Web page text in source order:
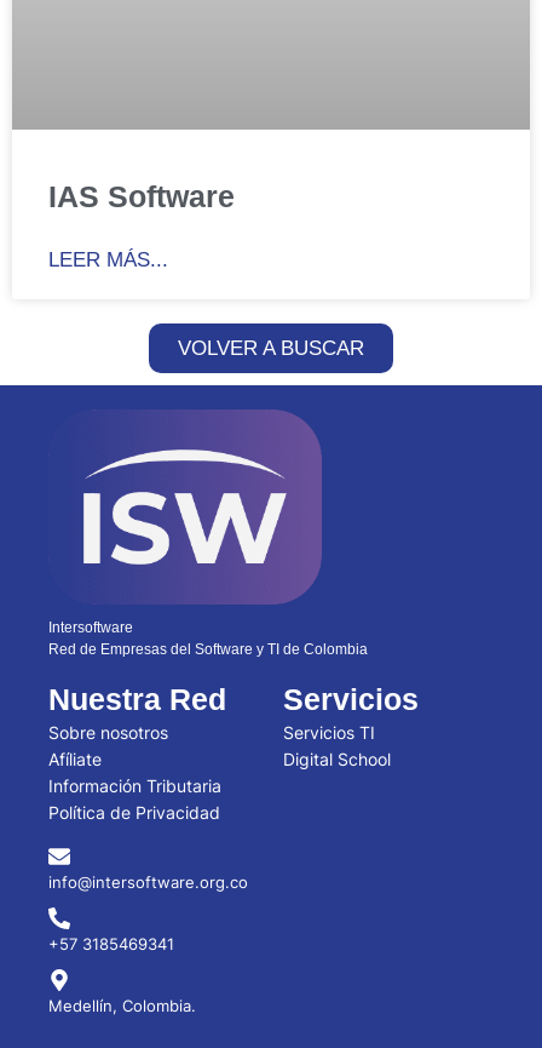
IAS Software
LEER MÁS...
VOLVER A BUSCAR
Intersoftware
Red de Empresas del Software y TI de Colombia
Nuestra Red
Sobre nosotros
Afíliate
Información Tributaria
Política de Privacidad
Servicios
Servicios TI
Digital School
info@intersoftware.org.co
+57 3185469341
Medellín, Colombia.